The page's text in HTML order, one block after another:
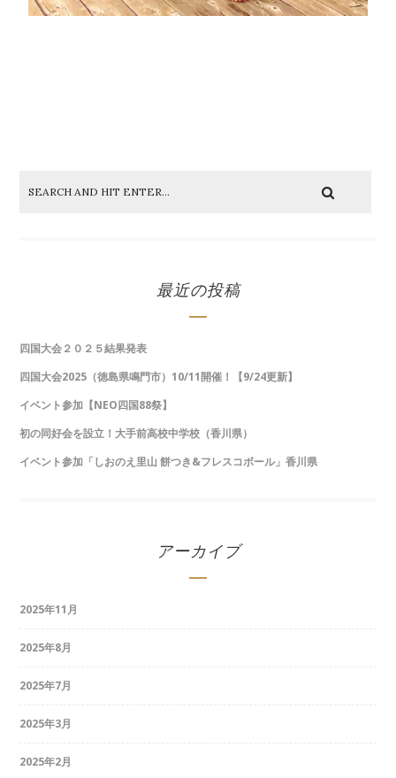
最近の投稿
四国大会２０２５結果発表
四国大会2025（徳島県鳴門市）10/11開催！【9/24更新】
イベント参加【NEO四国88祭】
初の同好会を設立！大手前高校中学校（香川県）
イベント参加「しおのえ里山 餅つき&フレスコボール」香川県
アーカイブ
2025年11月
2025年8月
2025年7月
2025年3月
2025年2月